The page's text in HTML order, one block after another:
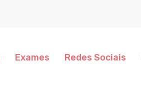
Exames Redes Sociais